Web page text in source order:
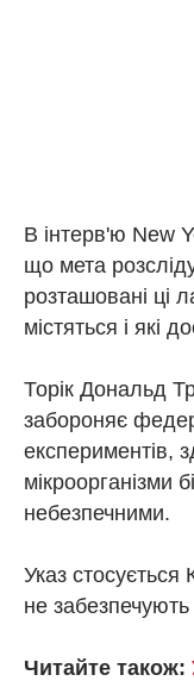
В інтерв'ю New
що мета
розташовані ці
містяться і які
Торік Дональд
забороняє
експериментів,
мікроорганізми
небезпечними.
Указ стосується
не
Читайте також: